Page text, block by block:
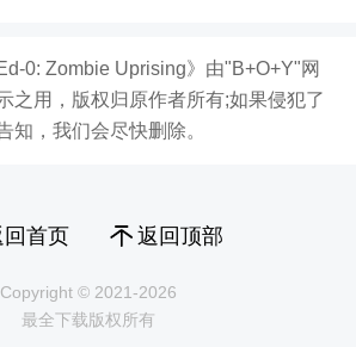
0: Zombie Uprising》由"B+O+Y"网
之用，版权归原作者所有;如果侵犯了
知，我们会尽快删除。
回首页 返回顶部
Copyright © 2021-2026
最全下载版权所有